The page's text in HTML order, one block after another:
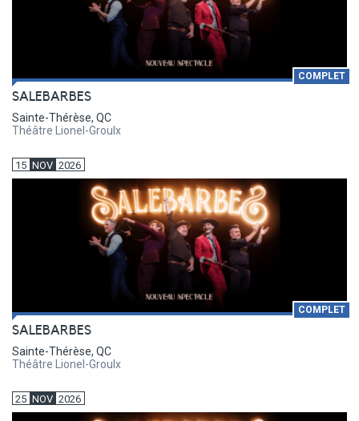
COMPLET
SALEBARBES
Sainte-Thérèse, QC
Théâtre Lionel-Groulx
15 NOV 2026
COMPLET
SALEBARBES
Sainte-Thérèse, QC
Théâtre Lionel-Groulx
25 NOV 2026